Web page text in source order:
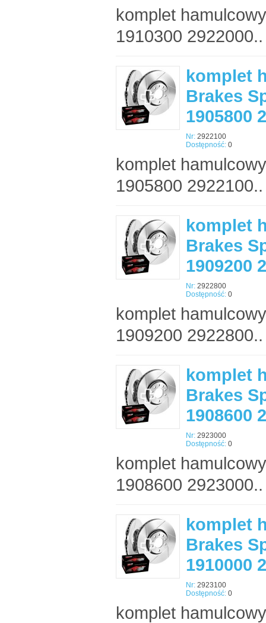
komplet
1910300 2922000..
komplet
Brakes
1905800
Nr: 2922100
Dostępność: 0
komplet
1905800 2922100..
komplet
Brakes
1909200
Nr: 2922800
Dostępność: 0
komplet
1909200 2922800..
komplet
Brakes
1908600
Nr: 2923000
Dostępność: 0
komplet
1908600 2923000..
komplet
Brakes
1910000
Nr: 2923100
Dostępność: 0
komplet